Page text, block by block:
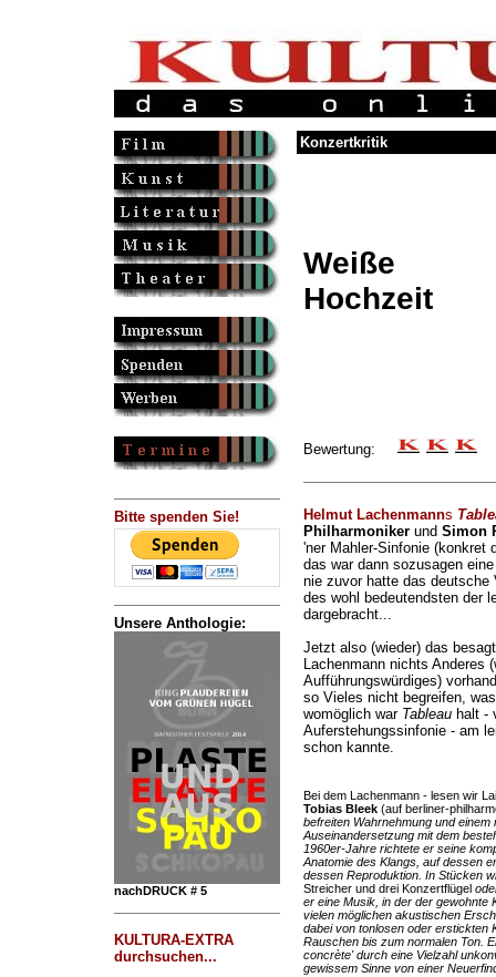
Bitte spenden Sie!
Unsere Anthologie:
nachDRUCK # 5
KULTURA-EXTRA
durchsuchen...
Konzertkritik
Weiße
Hochzeit
Bewertung:
Helmut Lachenmanns
Philharmonikerund Simon
'ner Mahler-Sinfonie (konkret
das war dann sozusagen
nie zuvor hatte das deutsche
des wohl bedeutendsten der
dargebracht...
Jetzt also (wieder) das
Lachenmann nichts Anderes
Aufführungswürdiges)
so Vieles nicht begreifen,
womöglich war Tableauhalt -
Auferstehungssinfonie - am
schon kannte.
Bei dem Lachenmann - lesen wir
Tobias Bleek(auf berliner-
befreiten Wahrnehmung und
Auseinandersetzung mit dem
1960er-Jahre richtete er seine
Anatomie des Klangs, auf dessen
dessen Reproduktion. In Stücken
Streicher und drei Konzertflügel
er eine Musik, in der der gewohnte
vielen möglichen akustischen
dabei von tonlosen oder erstickten
Rauschen bis zum normalen Ton.
concrète' durch eine Vielzahl
gewissem Sinne von einer